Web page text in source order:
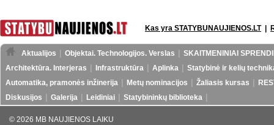
Kas yra STATYBUNAUJIENOS.LT|
Aktualijos Objektai. Technologijos. Verslas
SKAITMENINIAI
Architektūra. Interjeras
Infrastruktūra Aplinka
Statybinė ir kelių
Automatika, pramonės inžinerija
Metų nominacijos Žaliasis kursas
Diskusijos
Galerija Leidiniai Statybininkų biblioteka
© 2026 MB NAUJIENOS LAIKU